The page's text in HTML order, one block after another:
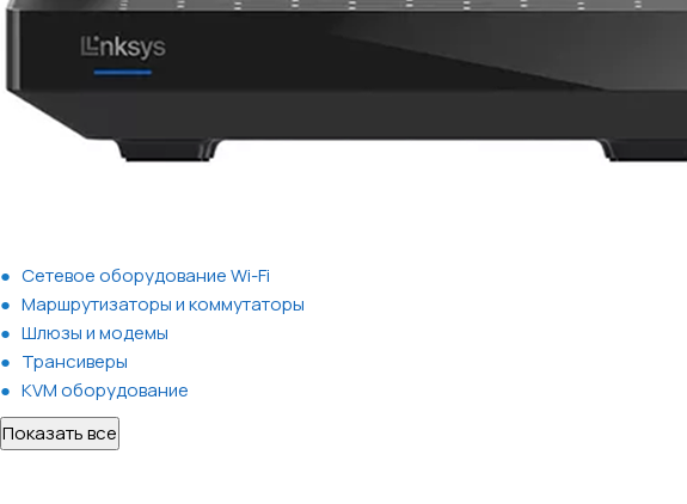
Сетевое оборудование Wi-Fi
Маршрутизаторы и коммутаторы
Шлюзы и модемы
Трансиверы
KVM оборудование
Показать все